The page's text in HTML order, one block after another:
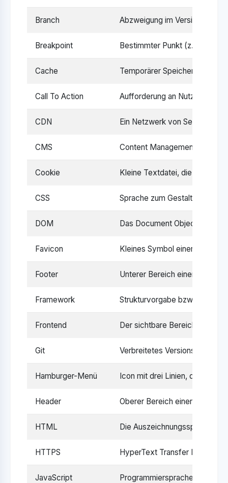
Branch Abzweigung im
Breakpoint Bestimmter Punkt (z. B. eine
Cache Temporärer Speicher, der
Call To Action Aufforderung an Nutzer, eine
CDN Ein Netzwerk von Servern,
CMS Content Management System
Cookie Kleine Textdatei, die von
CSS Sprache zum Gestalten von
DOM Das Document Object Model
Favicon Kleines Symbol einer
Footer Unterer Bereich einer
Framework Strukturvorgabe bzw.
Frontend Der sichtbare Bereich einer
Git Verbreitetes
Hamburger-Menü Icon mit drei Linien, das eine
Header Oberer Bereich einer
HTML Die Auszeichnungssprache
HTTPS HyperText Transfer Protocol
JavaScript Programmiersprache für die